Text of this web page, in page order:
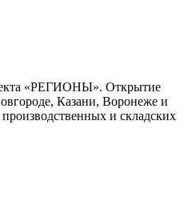
«РЕГИОНЫ». Открытие
Казани, Воронеже и
и складских